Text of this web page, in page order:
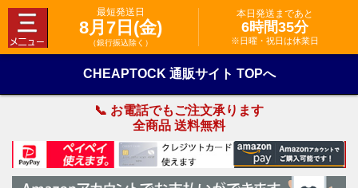
最短発送日
8月7日(金)
（銀行振込除く）
本日発送まであと
6時間35分
※日曜・祝日は休業日
CHEAPTOCK 通販サイト TOPへ
📞 お電話でもご注文承ります
全商品 送料無料